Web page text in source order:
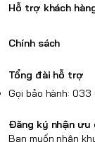
Hỗ trợ khách
Chính sách
Tổng đài hỗ trợ
Gọi bảo hành:
Đăng ký nhận ưu
Bạn muốn nhận